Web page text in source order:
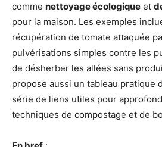
comme nettoyage écologique et
pour la maison. Les exemples
récupération de tomate attaquée
pulvérisations simples contre les
de désherber les allées sans
propose aussi un tableau pratique
série de liens utiles pour
techniques de compostage et de